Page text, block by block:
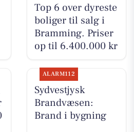
Top 6 over dyreste
boliger til salg i
Bramming. Priser
op til 6.400.000 kr
ALARM112
Sydvestjysk
Brandvæsen:
Brand i bygning